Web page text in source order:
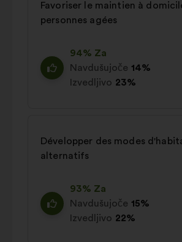
Favoriser le maintien à
personnes agées
94% Za
Navdušujoče 14%
Izvedljivo 23%
Développer des modes
alternatifs
93% Za
Navdušujoče 15%
Izvedljivo 22%